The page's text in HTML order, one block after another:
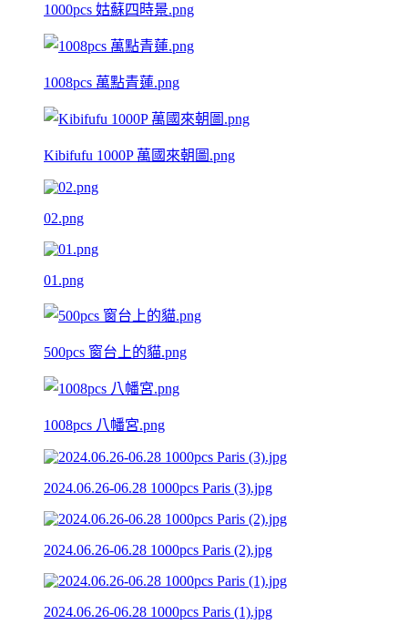
1000pcs 姑蘇四時景.png
1008pcs 萬點青蓮.png
Kibifufu 1000P 萬國來朝圖.png
02.png
01.png
500pcs 窗台上的貓.png
1008pcs 八幡宮.png
2024.06.26-06.28 1000pcs Paris (3).jpg
2024.06.26-06.28 1000pcs Paris (2).jpg
2024.06.26-06.28 1000pcs Paris (1).jpg